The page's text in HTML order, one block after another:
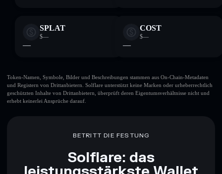
SPLAT
$—
—
COST
$—
—
Token-Namen, Symbole, Bilder und Beschreibungen stammen aus On-Chain-Metadaten
und Registern von Drittanbietern. Solflare unterstützt keine Marken oder urheberrechtlich
geschützten Inhalte von Drittanbietern, überprüft deren Eigentumsverhältnisse nicht und
erhebt keinerlei Ansprüche darauf.
BETRITT DIE FESTUNG
Solflare: das